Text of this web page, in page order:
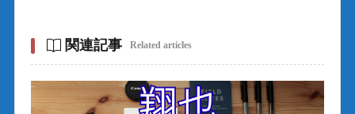
関連記事 Related articles